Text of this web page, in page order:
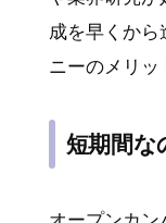
成を早くか
ニーのメリッ
短期間な